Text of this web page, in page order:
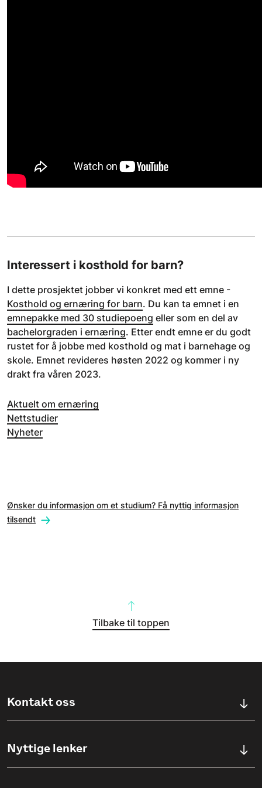
Interessert i kosthold for barn?
I dette prosjektet jobber vi konkret med ett emne -
Kosthold og ernæring for barn. Du kan ta emnet i en
emnepakke med 30 studiepoeng eller som en del av
bachelorgraden i ernæring. Etter endt emne er du godt
rustet for å jobbe med kosthold og mat i barnehage og
skole. Emnet revideres høsten 2022 og kommer i ny
drakt fra våren 2023.
Aktuelt om ernæring
Nettstudier
Nyheter
Ønsker du informasjon om et studium? Få nyttig informasjon
tilsendt
Tilbake til toppen
Kontakt oss
Ullevålsveien 76, 0454 OSLO
Nyttige lenker